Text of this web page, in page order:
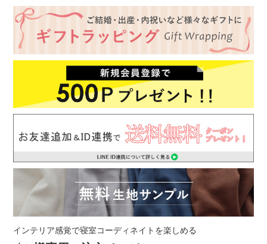
インテリア感覚で寝室コーディネイトを楽しめる